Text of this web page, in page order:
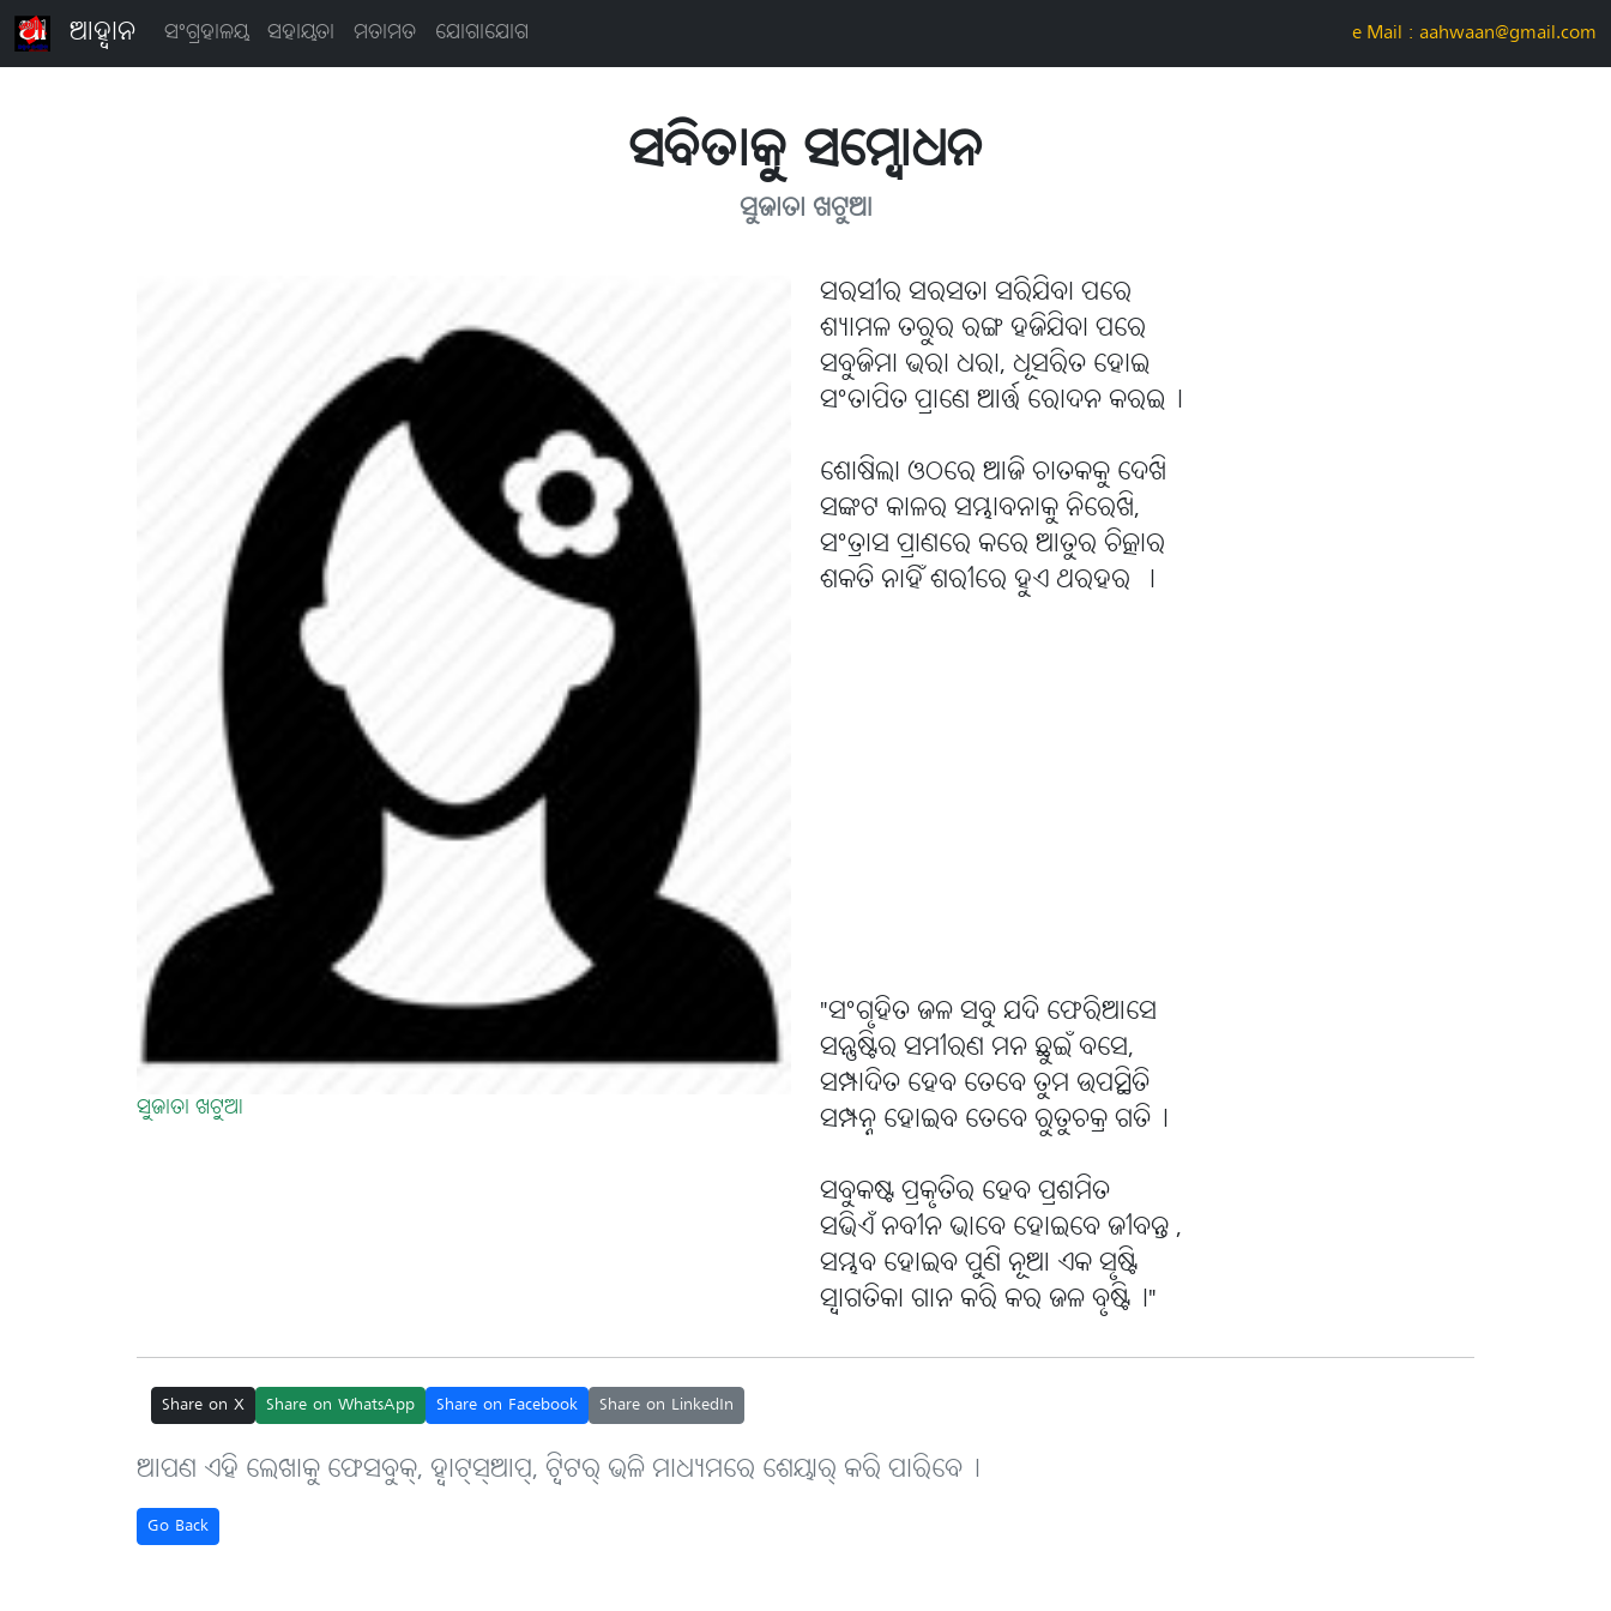
ଆହ୍ବାନ ସଂଗ୍ରହାଳୟ ସହାୟତା ମତାମତ ଯୋଗାଯୋଗ e-Mail : aahwaan@gmail.com
ସବିତାକୁ ସମ୍ବୋଧନ
ସୁଜାତା ଖଟୁଆ
ସୁଜାତା ଖଟୁଆ
ସରସୀର ସରସତା ସରିଯିବା ପରେ
ଶ୍ୟାମଳ ତରୁର ରଙ୍ଗ ହଜିଯିବା ପରେ
ସବୁଜିମା ଭରା ଧରା, ଧୂସରିତ ହୋଇ
ସଂତାପିତ ପ୍ରାଣେ ଆର୍ତ୍ତ ରୋଦନ କରଇ୤
ଶୋଷିଲା ଓଠରେ ଆଜି ଚାତକକୁ ଦେଖି
ସଙ୍କଟ କାଳର ସମ୍ଭାବନାକୁ ନିରେଖି,
ସଂତ୍ରାସ ପ୍ରାଣରେ କରେ ଆତୁର ଚିତ୍କାର
ଶକତି ନାହିଁ ଶରୀରେ ହୁଏ ଥରହର ।
"ସଂଗୃହିତ ଜଳ ସବୁ ଯଦି ଫେରିଆସେ
ସନ୍ତୁଷ୍ଟିର ସମୀରଣ ମନ ଛୁଇଁ ବସେ,
ସମ୍ପାଦିତ ହେବ ତେବେ ତୁମ ଉପସ୍ଥିତି
ସମ୍ପନ୍ନ ହୋଇବ ତେବେ ରୁତୁଚକ୍ର ଗତି୤
ସବୁକଷ୍ଟ ପ୍ରକୃତିର ହେବ ପ୍ରଶମିତ
ସଭିଏଁ ନବୀନ ଭାବେ ହୋଇବେ ଜୀବନ୍ତ ,
ସମ୍ଭବ ହୋଇବ ପୁଣି ନୂଆ ଏକ ସୃଷ୍ଟି
ସ୍ବାଗତିକା ଗାନ କରି କର ଜଳ ବୃଷ୍ଟି୤"
Share on X Share on WhatsApp Share on Facebook Share on LinkedIn
ଆପଣ ଏହି ଲେଖାକୁ ଫେସବୁକ୍, ହ୍ବାଟ୍‌ସ୍‌ଆପ୍, ଟ୍ବିଟର୍ ଭଳି ମାଧ୍ୟମରେ ଶେୟାର୍ କରି ପାରିବେ୤
Go Back